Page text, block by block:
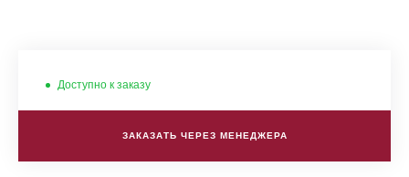
Доступно к заказу
ЗАКАЗАТЬ ЧЕРЕЗ МЕНЕДЖЕРА